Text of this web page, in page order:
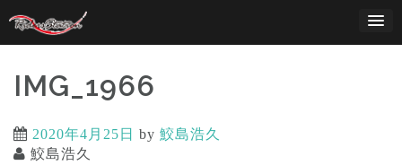
content
IMG_1966
2020年4月25日 by 鮫島浩久
鮫島浩久